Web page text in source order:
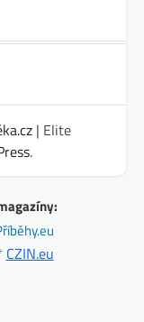
| Elite
.
CZIN.eu